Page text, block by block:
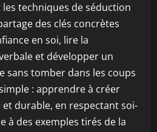
techniques de séduction
des clés concrètes
en soi, lire la
et développer un
sans tomber dans les coups
: apprendre à créer
durable, en respectant soi-
à des exemples tirés de la